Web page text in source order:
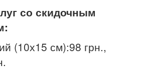
со скидочным
(10х15 см):98 грн.,